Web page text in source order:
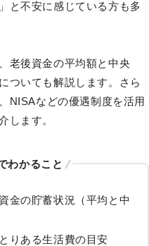
と不安に感じている方も多
老後資金の平均額と中央
ついても解説します。さら
NISAなどの優遇制度を活用
します。
わかること
金の貯蓄状況（平均と中
りある生活費の目安